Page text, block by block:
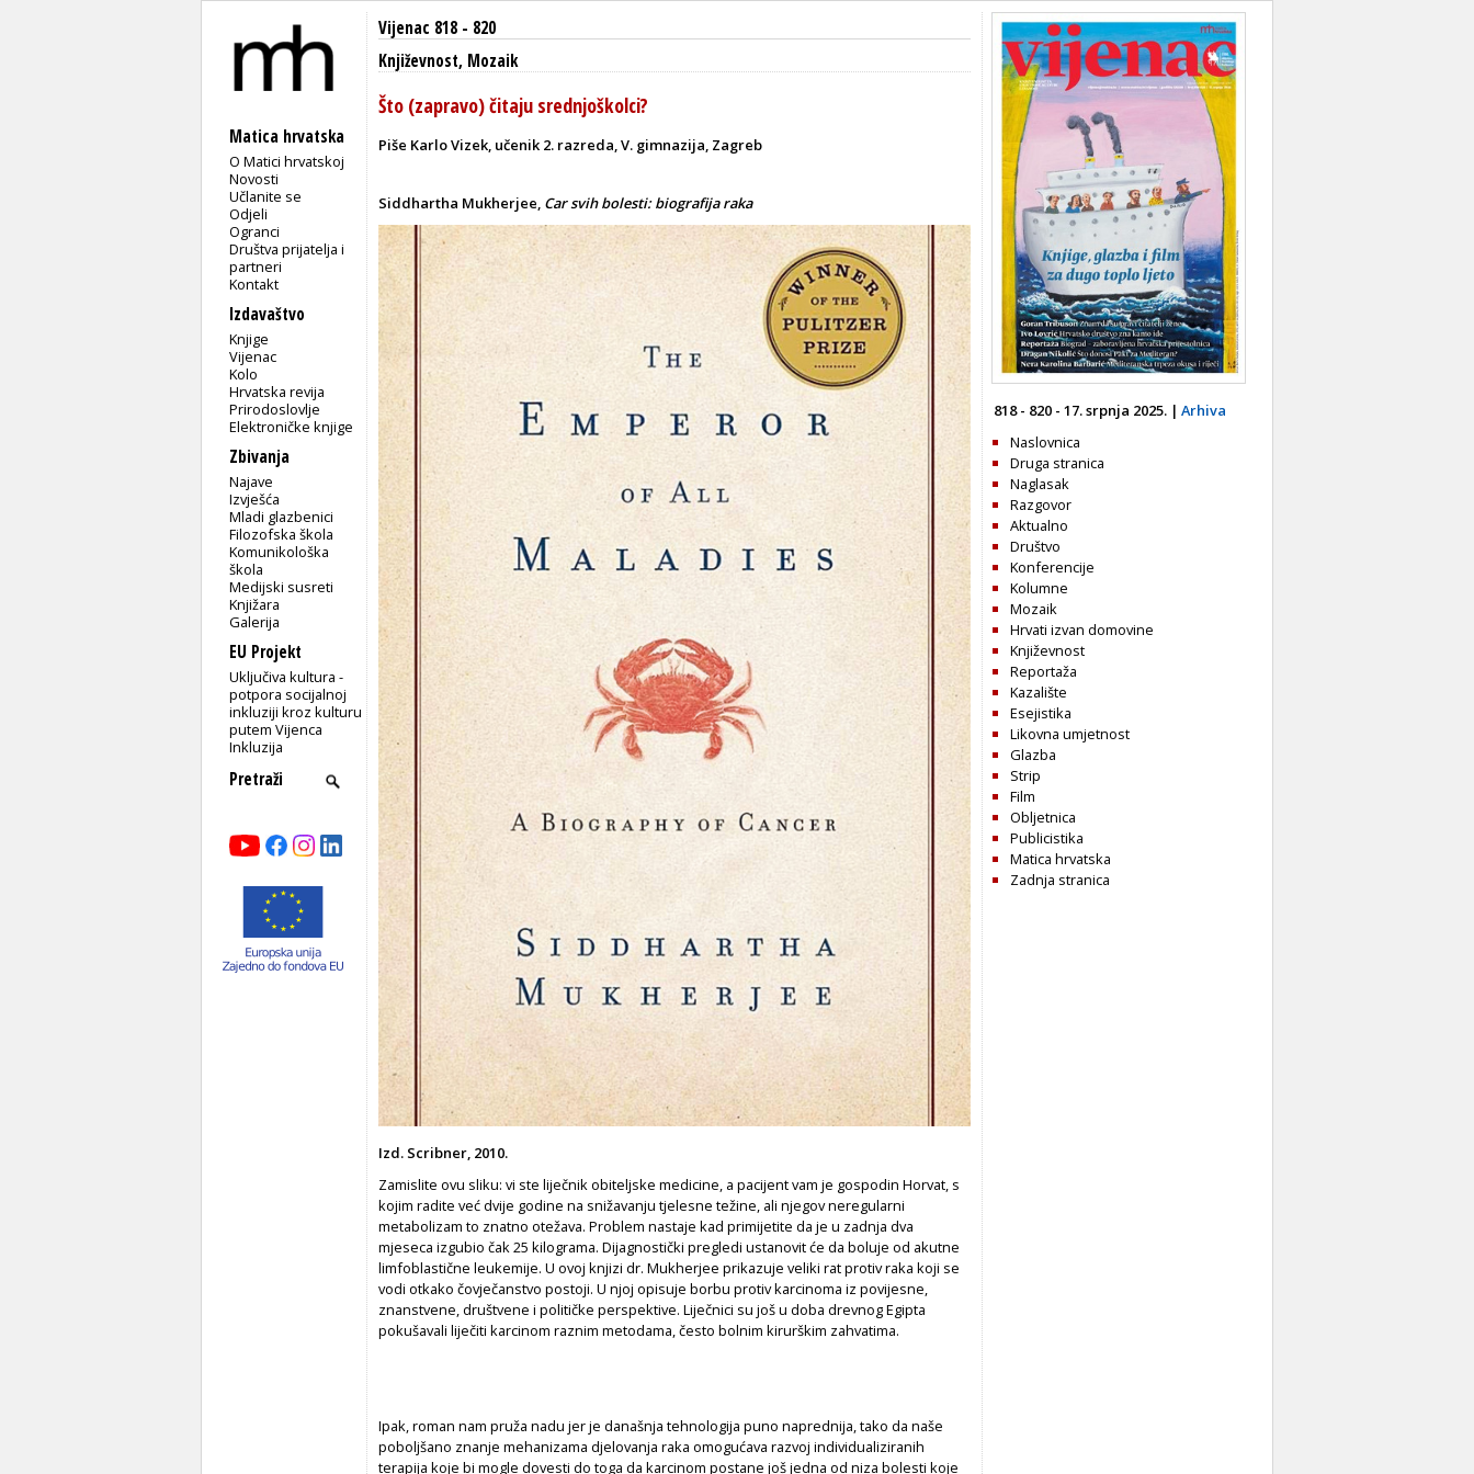
Matica hrvatska
O Matici hrvatskoj
Novosti
Učlanite se
Odjeli
Ogranci
Društva prijatelja i
partneri
Kontakt
Izdavaštvo
Knjige
Vijenac
Kolo
Hrvatska revija
Prirodoslovlje
Elektroničke knjige
Zbivanja
Najave
Izvješća
Mladi glazbenici
Filozofska škola
Komunikološka
škola
Medijski susreti
Knjižara
Galerija
EU Projekt
Uključiva kultura -
potpora socijalnoj
inkluziji kroz kulturu
putem Vijenca
Inkluzija
Vijenac 818 - 820
Književnost, Mozaik
Što (zapravo) čitaju srednjoškolci?
Piše Karlo Vizek, učenik 2. razreda, V. gimnazija, Zagreb
Siddhartha Mukherjee, Car svih bolesti: biografija raka
Izd. Scribner, 2010.
Zamislite ovu sliku: vi ste liječnik obiteljske medicine, a pacijent vam je gospodin Horvat, s
kojim radite već dvije godine na snižavanju tjelesne težine, ali njegov neregularni
metabolizam to znatno otežava. Problem nastaje kad primijetite da je u zadnja dva
mjeseca izgubio čak 25 kilograma. Dijagnostički pregledi ustanovit će da boluje od akutne
limfoblastične leukemije. U ovoj knjizi dr. Mukherjee prikazuje veliki rat protiv raka koji se
vodi otkako čovječanstvo postoji. U njoj opisuje borbu protiv karcinoma iz povijesne,
znanstvene, društvene i političke perspektive. Liječnici su još u doba drevnog Egipta
pokušavali liječiti karcinom raznim metodama, često bolnim kirurškim zahvatima.
Ipak, roman nam pruža nadu jer je današnja tehnologija puno naprednija, tako da naše
poboljšano znanje mehanizama djelovanja raka omogućava razvoj individualiziranih
terapija koje bi mogle dovesti do toga da karcinom postane još jedna od niza bolesti koje
818 - 820 - 17. srpnja 2025. | Arhiva
Naslovnica
Druga stranica
Naglasak
Razgovor
Aktualno
Društvo
Konferencije
Kolumne
Mozaik
Hrvati izvan domovine
Književnost
Reportaža
Kazalište
Esejistika
Likovna umjetnost
Glazba
Strip
Film
Obljetnica
Publicistika
Matica hrvatska
Zadnja stranica